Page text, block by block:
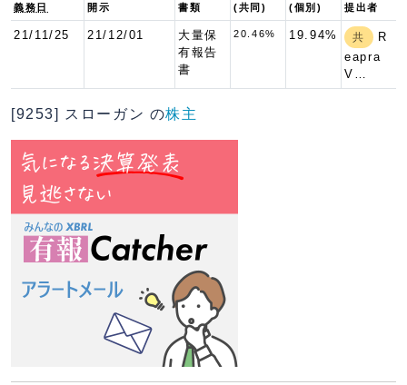
義務日 開示 書類
(共同)
(個別)
提出者
21/11/25 21/12/01
大量保
有報告
書
20.46% 19.94% 共
R
eapra
V…
[9253] スローガン の株主